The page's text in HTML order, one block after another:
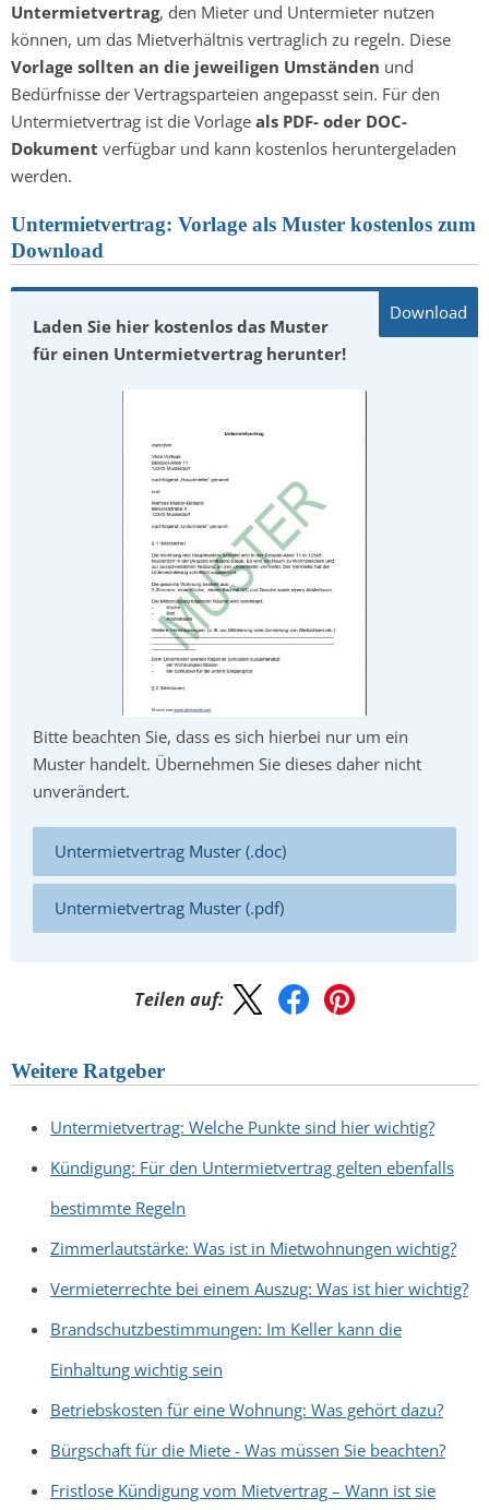
Untermietvertrag, den Mieter und Untermieter nutzen
können, um das Mietverhältnis vertraglich zu regeln. Diese
Vorlage sollten an die jeweiligen Umständen und
Bedürfnisse der Vertragsparteien angepasst sein. Für den
Untermietvertrag ist die Vorlage als PDF- oder DOC-
Dokument verfügbar und kann kostenlos heruntergeladen
werden.
Untermietvertrag: Vorlage als Muster kostenlos zum
Download
Laden Sie hier kostenlos das Muster
für einen Untermietvertrag herunter!
Bitte beachten Sie, dass es sich hierbei nur um ein
Muster handelt. Übernehmen Sie dieses daher nicht
unverändert.
Untermietvertrag Muster (.doc)
Untermietvertrag Muster (.pdf)
Teilen auf:
Weitere Ratgeber
Untermietvertrag: Welche Punkte sind hier wichtig?
Kündigung: Für den Untermietvertrag gelten ebenfalls
bestimmte Regeln
Zimmerlautstärke: Was ist in Mietwohnungen wichtig?
Vermieterrechte bei einem Auszug: Was ist hier wichtig?
Brandschutzbestimmungen: Im Keller kann die
Einhaltung wichtig sein
Betriebskosten für eine Wohnung: Was gehört dazu?
Bürgschaft für die Miete - Was müssen Sie beachten?
Fristlose Kündigung vom Mietvertrag – Wann ist sie